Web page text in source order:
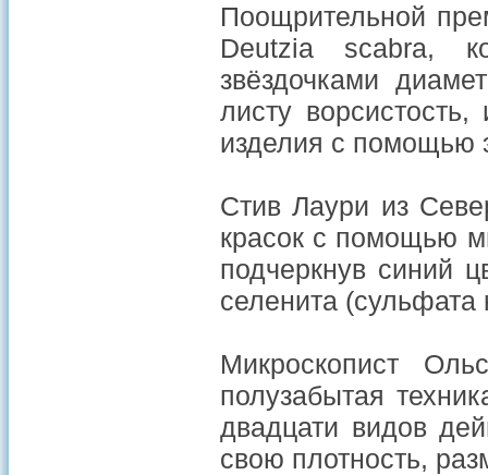
Поощрительной
Deutzia scabra,
звёздочками
листу
изделия с помощью
Стив Лаури из
красок с помощью
подчеркнув синий
селенита
Микроскопист
полузабытая
двадцати видов
свою плотность,